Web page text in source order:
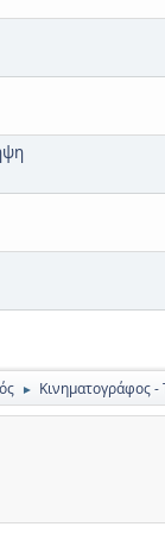
► Κινηματογράφος -